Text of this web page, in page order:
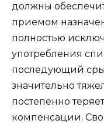
должны
приемом
полностью
употребления
последующий
значительно
постепенно
компенсации.